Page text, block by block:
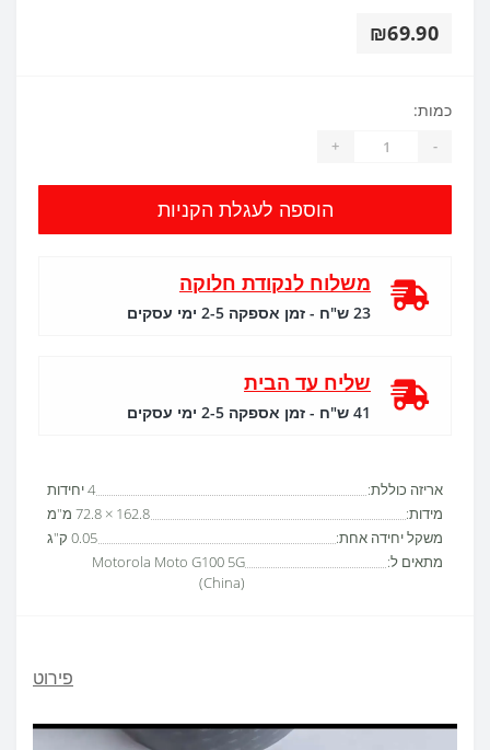
₪69.90
אריזה כוללת:
4 יחידות
מידות:
162.8 × 72.8 מ"מ
משקל יחידה אחת:
0.05 ק"ג
מתאים ל:
Motorola Moto G100 5G
(China)
כמות:
-
+
הוספה לעגלת הקניות
משלוח לנקודת חלוקה
23 ש"ח - זמן אספקה 2-5 ימי עסקים
שליח עד הבית
41 ש"ח - זמן אספקה 2-5 ימי עסקים
פירוט